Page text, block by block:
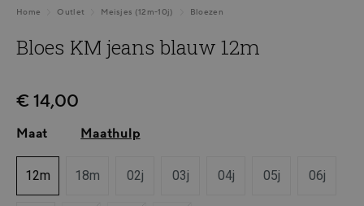
Home Outlet Meisjes (12m-10j) Bloezen
Bloes KM jeans blauw 12m
€ 14,00
Maat Maathulp
12m 18m 02j 03j 04j 05j 06j